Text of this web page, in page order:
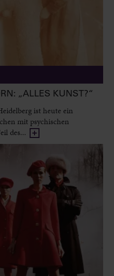
„ALLES KUNST?“
ist heute ein
mit psychischen
des...